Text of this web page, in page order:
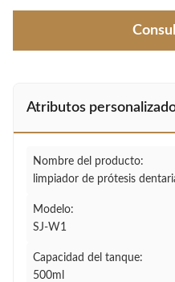
Atributos
Nombre del producto:
limpiador de prótesis
Modelo:
SJ-W1
Capacidad del tanque:
500ml